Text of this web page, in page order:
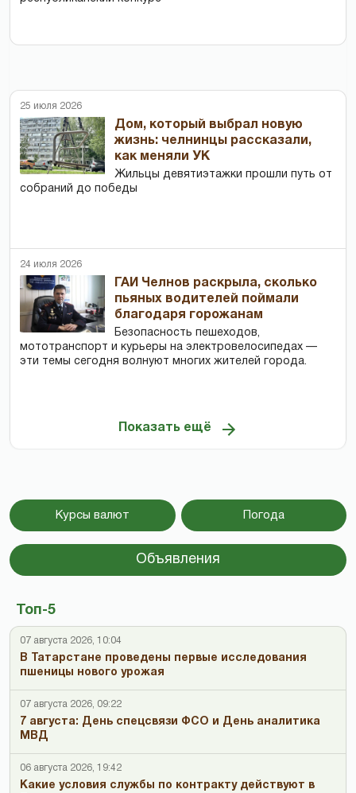
25 июля 2026
Дом, который выбрал новую
жизнь: челнинцы рассказали,
как меняли УК
Жильцы девятиэтажки прошли путь от
собраний до победы
24 июля 2026
ГАИ Челнов раскрыла, сколько
пьяных водителей поймали
благодаря горожанам
Безопасность пешеходов,
мототранспорт и курьеры на электровелосипедах —
эти темы сегодня волнуют многих жителей города.
Показать ещё
Курсы валют Погода
Объявления
Топ-5
07 августа 2026, 10:04
В Татарстане проведены первые исследования
пшеницы нового урожая
07 августа 2026, 09:22
7 августа: День спецсвязи ФСО и День аналитика
МВД
06 августа 2026, 19:42
Какие условия службы по контракту действуют в